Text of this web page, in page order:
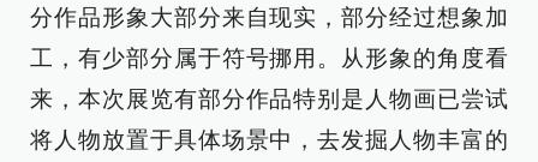
分作品形象大部分来自现实，部分经过想象加
工，有少部分属于符号挪用。从形象的角度看
来，本次展览有部分作品特别是人物画已尝试
将人物放置于具体场景中，去发掘人物丰富的